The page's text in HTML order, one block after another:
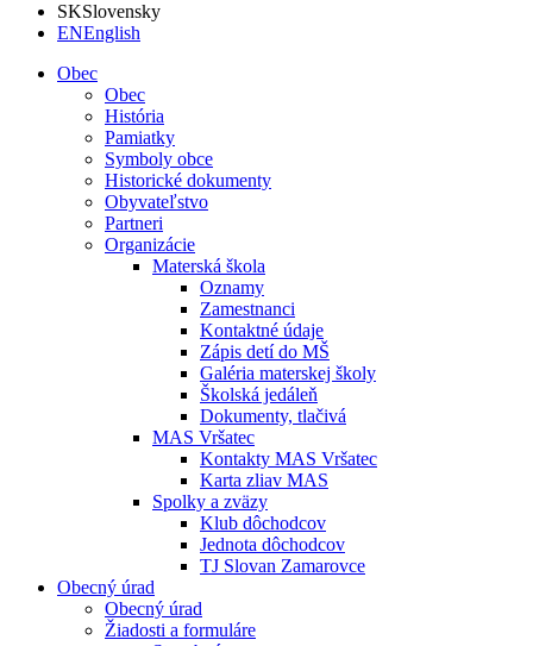
SKSlovensky
ENEnglish
Obec
Obec
História
Pamiatky
Symboly obce
Historické dokumenty
Obyvateľstvo
Partneri
Organizácie
Materská škola
Oznamy
Zamestnanci
Kontaktné údaje
Zápis detí do MŠ
Galéria materskej školy
Školská jedáleň
Dokumenty, tlačivá
MAS Vršatec
Kontakty MAS Vršatec
Karta zliav MAS
Spolky a zväzy
Klub dôchodcov
Jednota dôchodcov
TJ Slovan Zamarovce
Obecný úrad
Obecný úrad
Žiadosti a formuláre